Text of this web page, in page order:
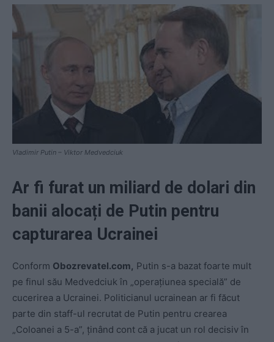
Vladimir Putin – Viktor Medvedciuk
Ar fi furat un miliard de dolari din
banii alocați de Putin pentru
capturarea Ucrainei
Conform Obozrevatel.com, Putin s-a bazat foarte mult
pe finul său Medvedciuk în „operațiunea specială” de
cucerirea a Ucrainei. Politicianul ucrainean ar fi făcut
parte din staff-ul recrutat de Putin pentru crearea
„Coloanei a 5-a”, ținând cont că a jucat un rol decisiv în